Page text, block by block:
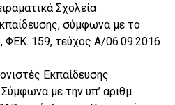
Σχολεία
σύμφωνα με το
ΦΕΚ. 159, τεύχος Α/06.09.2016
Εκπαίδευσης
με την υπ’ αριθμ.